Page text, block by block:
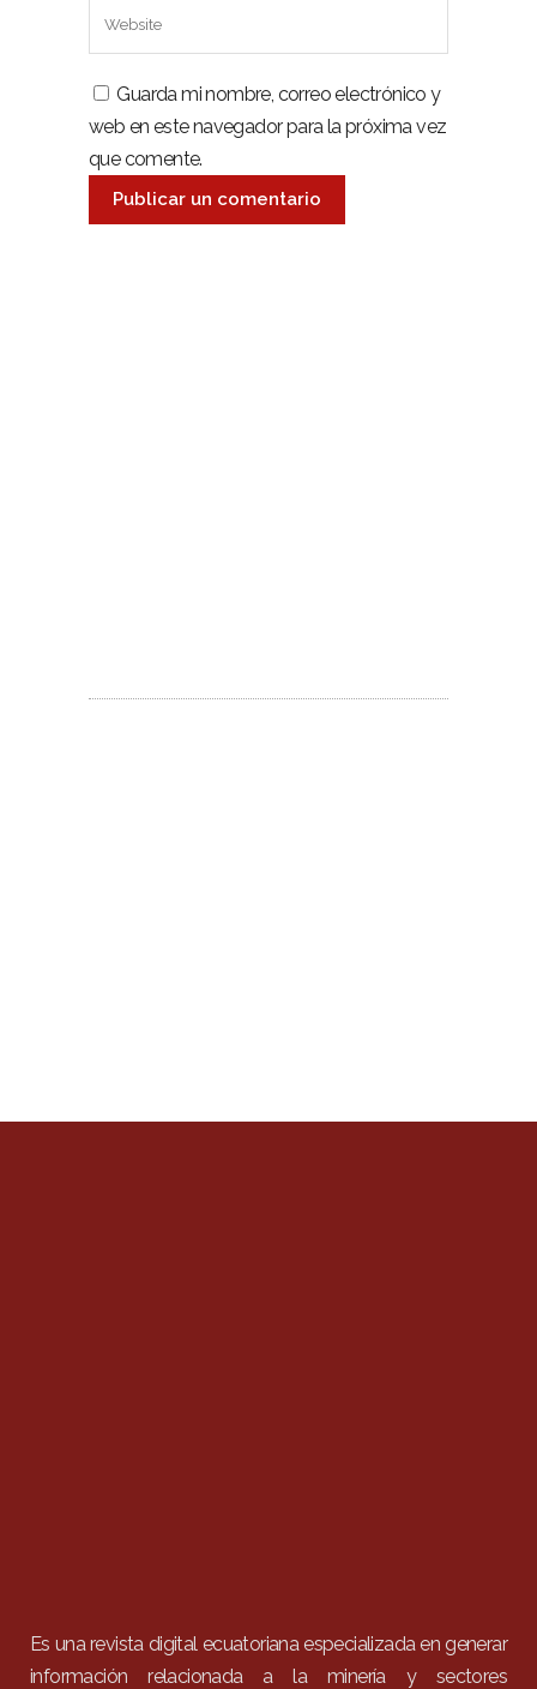
Guarda mi nombre, correo electrónico y
web en este navegador para la próxima vez
que comente.
Es una revista digital ecuatoriana especializada en generar
información relacionada a la minería y sectores